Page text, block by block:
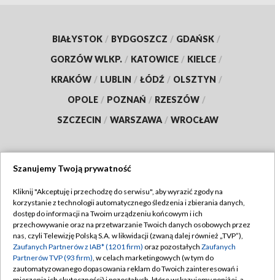
BIAŁYSTOK / BYDGOSZCZ / GDAŃSK /
GORZÓW WLKP. / KATOWICE / KIELCE /
KRAKÓW / LUBLIN / ŁÓDŹ / OLSZTYN /
OPOLE / POZNAŃ / RZESZÓW /
SZCZECIN / WARSZAWA / WROCŁAW
TVP
Abonament TVP
Emisja w TVP
Centrum informacji TVP
Regulamin TVP
Polityka prywatności
Moje zgody
Szanujemy Twoją prywatność
Kliknij "Akceptuję i przechodzę do serwisu", aby wyrazić zgody na
korzystanie z technologii automatycznego śledzenia i zbierania danych,
dostęp do informacji na Twoim urządzeniu końcowym i ich
przechowywanie oraz na przetwarzanie Twoich danych osobowych przez
nas, czyli Telewizję Polską S.A. w likwidacji (zwaną dalej również „TVP”),
Zaufanych Partnerów z IAB* (1201 firm) oraz pozostałych Zaufanych
Partnerów TVP (93 firm), w celach marketingowych (w tym do
zautomatyzowanego dopasowania reklam do Twoich zainteresowań i